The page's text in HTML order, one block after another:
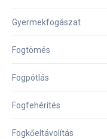
Gyermekfogászat
Fogtömés
Fogpótlás
Fogfehérítés
Fogkőeltávolítás